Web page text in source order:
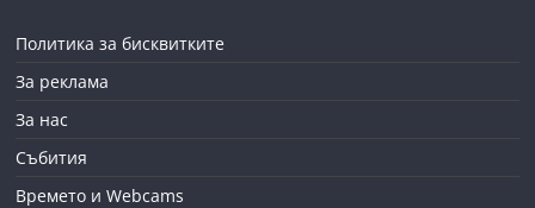
Политика за бисквитките
За реклама
За нас
Събития
Времето и Webcams